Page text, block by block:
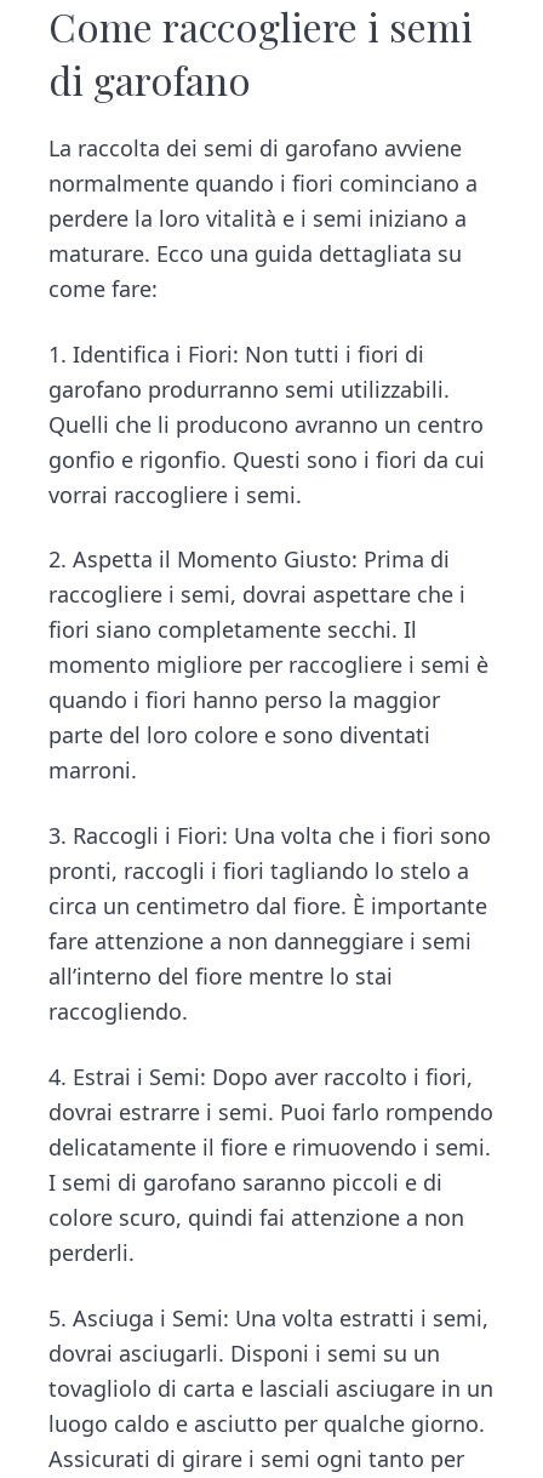
Come raccogliere i semi
di garofano
La raccolta dei semi di garofano avviene
normalmente quando i fiori cominciano a
perdere la loro vitalità e i semi iniziano a
maturare. Ecco una guida dettagliata su
come fare:
1. Identifica i Fiori: Non tutti i fiori di
garofano produrranno semi utilizzabili.
Quelli che li producono avranno un centro
gonfio e rigonfio. Questi sono i fiori da cui
vorrai raccogliere i semi.
2. Aspetta il Momento Giusto: Prima di
raccogliere i semi, dovrai aspettare che i
fiori siano completamente secchi. Il
momento migliore per raccogliere i semi è
quando i fiori hanno perso la maggior
parte del loro colore e sono diventati
marroni.
3. Raccogli i Fiori: Una volta che i fiori sono
pronti, raccogli i fiori tagliando lo stelo a
circa un centimetro dal fiore. È importante
fare attenzione a non danneggiare i semi
all’interno del fiore mentre lo stai
raccogliendo.
4. Estrai i Semi: Dopo aver raccolto i fiori,
dovrai estrarre i semi. Puoi farlo rompendo
delicatamente il fiore e rimuovendo i semi.
I semi di garofano saranno piccoli e di
colore scuro, quindi fai attenzione a non
perderli.
5. Asciuga i Semi: Una volta estratti i semi,
dovrai asciugarli. Disponi i semi su un
tovagliolo di carta e lasciali asciugare in un
luogo caldo e asciutto per qualche giorno.
Assicurati di girare i semi ogni tanto per